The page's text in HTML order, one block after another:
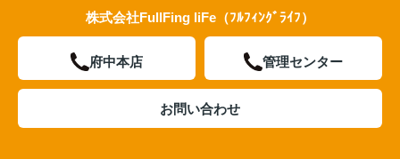
株式会社FullFing liFe（ﾌﾙﾌｨﾝｸﾞﾗｲﾌ）
府中本店 管理センター
お問い合わせ